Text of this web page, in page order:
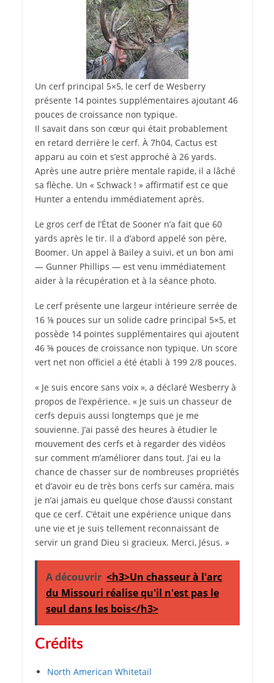
Un cerf principal 5×5, le cerf de Wesberry
présente 14 pointes supplémentaires ajoutant 46
pouces de croissance non typique.
Il savait dans son cœur qui était probablement
en retard derrière le cerf. À 7h04, Cactus est
apparu au coin et s’est approché à 26 yards.
Après une autre prière mentale rapide, il a lâché
sa flèche. Un « Schwack ! » affirmatif est ce que
Hunter a entendu immédiatement après.
Le gros cerf de l’État de Sooner n’a fait que 60
yards après le tir. Il a d’abord appelé son père,
Boomer. Un appel à Bailey a suivi, et un bon ami
— Gunner Phillips — est venu immédiatement
aider à la récupération et à la séance photo.
Le cerf présente une largeur intérieure serrée de
16 ⅛ pouces sur un solide cadre principal 5×5, et
possède 14 pointes supplémentaires qui ajoutent
46 ⅝ pouces de croissance non typique. Un score
vert net non officiel a été établi à 199 2/8 pouces.
« Je suis encore sans voix », a déclaré Wesberry à
propos de l’expérience. « Je suis un chasseur de
cerfs depuis aussi longtemps que je me
souvienne. J’ai passé des heures à étudier le
mouvement des cerfs et à regarder des vidéos
sur comment m’améliorer dans tout. J’ai eu la
chance de chasser sur de nombreuses propriétés
et d’avoir eu de très bons cerfs sur caméra, mais
je n’ai jamais eu quelque chose d’aussi constant
que ce cerf. C’était une expérience unique dans
une vie et je suis tellement reconnaissant de
servir un grand Dieu si gracieux. Merci, Jésus. »
A découvrir <h3>Un chasseur à l'arc
du Missouri réalise qu'il n'est pas le
seul dans les bois</h3>
Crédits
North American Whitetail